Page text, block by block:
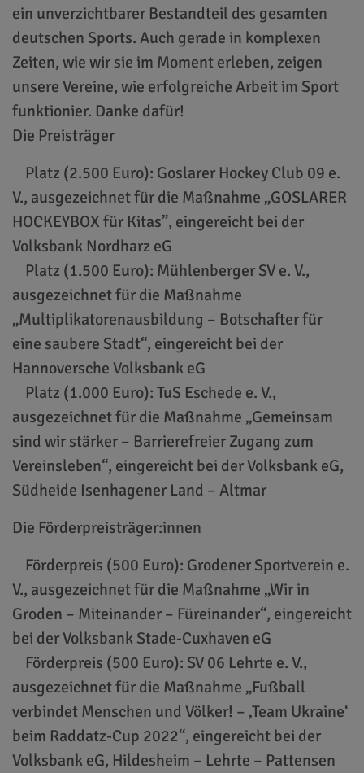
ein unverzichtbarer Bestandteil des gesamten
deutschen Sports. Auch gerade in komplexen
Zeiten, wie wir sie im Moment erleben, zeigen
unsere Vereine, wie erfolgreiche Arbeit im Sport
funktionier. Danke dafür!
Die Preisträger
Platz (2.500 Euro): Goslarer Hockey Club 09 e.
V., ausgezeichnet für die Maßnahme „GOSLARER
HOCKEYBOX für Kitas”, eingereicht bei der
Volksbank Nordharz eG
Platz (1.500 Euro): Mühlenberger SV e. V.,
ausgezeichnet für die Maßnahme
„Multiplikatorenausbildung – Botschafter für
eine saubere Stadt“, eingereicht bei der
Hannoversche Volksbank eG
Platz (1.000 Euro): TuS Eschede e. V.,
ausgezeichnet für die Maßnahme „Gemeinsam
sind wir stärker – Barrierefreier Zugang zum
Vereinsleben“, eingereicht bei der Volksbank eG,
Südheide Isenhagener Land – Altmar
Die Förderpreisträger:innen
Förderpreis (500 Euro): Grodener Sportverein e.
V., ausgezeichnet für die Maßnahme „Wir in
Groden – Miteinander – Füreinander“, eingereicht
bei der Volksbank Stade-Cuxhaven eG
Förderpreis (500 Euro): SV 06 Lehrte e. V.,
ausgezeichnet für die Maßnahme „Fußball
verbindet Menschen und Völker! – ‚Team Ukraine‘
beim Raddatz-Cup 2022“, eingereicht bei der
Volksbank eG, Hildesheim – Lehrte – Pattensen